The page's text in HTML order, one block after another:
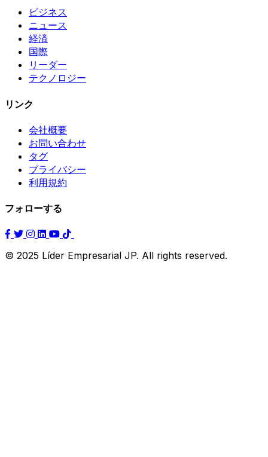
ビジネス
ニュース
経済
国際
リーダー
テクノロジー
リンク
会社概要
お問い合わせ
タグ
プライバシー
利用規約
フォローする
© 2025 Líder Empresarial JP. All rights reserved.